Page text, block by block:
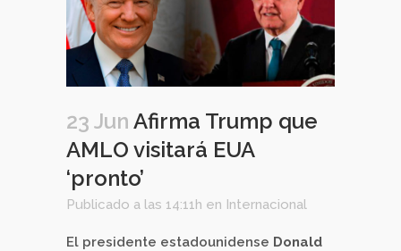
23 Jun Afirma Trump que
AMLO visitará EUA
‘pronto’
Publicado a las 14:11h en Internacional
El presidente estadounidense Donald